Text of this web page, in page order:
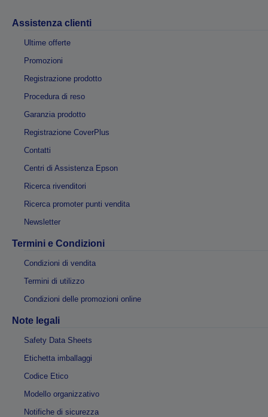
Assistenza clienti
Ultime offerte
Promozioni
Registrazione prodotto
Procedura di reso
Garanzia prodotto
Registrazione CoverPlus
Contatti
Centri di Assistenza Epson
Ricerca rivenditori
Ricerca promoter punti vendita
Newsletter
Termini e Condizioni
Condizioni di vendita
Termini di utilizzo
Condizioni delle promozioni online
Note legali
Safety Data Sheets
Etichetta imballaggi
Codice Etico
Modello organizzativo
Notifiche di sicurezza